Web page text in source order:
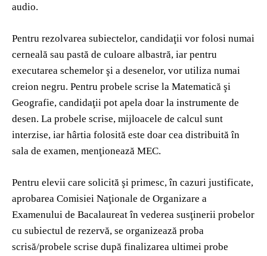
audio.
Pentru rezolvarea subiectelor, candidaţii vor folosi numai
cerneală sau pastă de culoare albastră, iar pentru
executarea schemelor şi a desenelor, vor utiliza numai
creion negru. Pentru probele scrise la Matematică şi
Geografie, candidaţii pot apela doar la instrumente de
desen. La probele scrise, mijloacele de calcul sunt
interzise, iar hârtia folosită este doar cea distribuită în
sala de examen, menţionează MEC.
Pentru elevii care solicită şi primesc, în cazuri justificate,
aprobarea Comisiei Naţionale de Organizare a
Examenului de Bacalaureat în vederea susţinerii probelor
cu subiectul de rezervă, se organizează proba
scrisă/probele scrise după finalizarea ultimei probe